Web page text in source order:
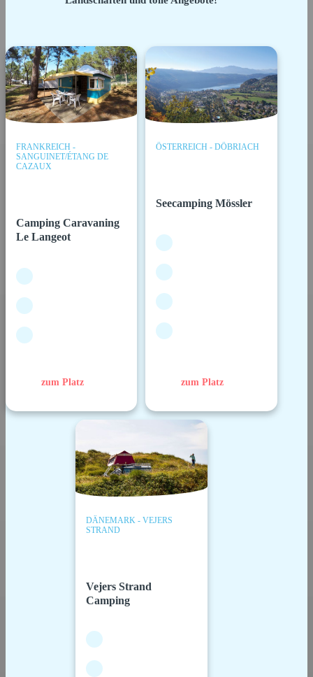
FRANKREICH -
SANGUINET/ÉTANG DE
CAZAUX
Camping Caravaning
Le Langeot
zum Platz
ÖSTERREICH - DÖBRIACH
Seecamping Mössler
zum Platz
DÄNEMARK - VEJERS
STRAND
Vejers Strand
Camping